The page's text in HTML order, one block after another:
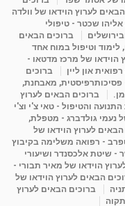
לערוץ הוידאו של וולדה
שכטר - טיפולי
ברוכים הבאים
לימוד וטיפול במוח אחד
הוידאו של מרכז מדטאו -
און ליין
ברוכים
פסיכותרפיסטית, מאבחנת,
ברוכים הבאים לערוץ
והטיפול - טאי צ'י וצ'י
נעמי גולדברג - מטפלת,
הבאים לערוץ הוידאו של
- רפואה משלימה בקיבוץ
- שיטת אלכסנדר ושיעורי
הוידאו של מאיר תבורי -
הבאים לערוץ הוידאו של
ברוכים הבאים לערוץ